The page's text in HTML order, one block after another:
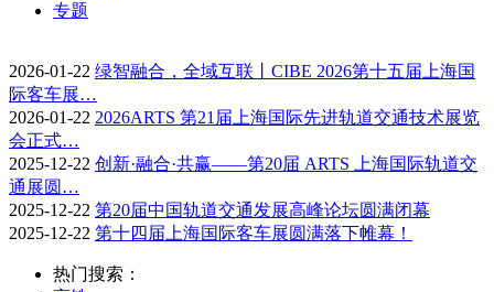
专题
2026-01-22 绿智融合，全域互联丨CIBE 2026第十五届上海国
际客车展…
2026-01-22 2026ARTS 第21届上海国际先进轨道交通技术展览
会正式…
2025-12-22 创新·融合·共赢——第20届 ARTS 上海国际轨道交
通展圆…
2025-12-22 第20届中国轨道交通发展高峰论坛圆满闭幕
2025-12-22 第十四届上海国际客车展圆满落下帷幕！
热门搜索：